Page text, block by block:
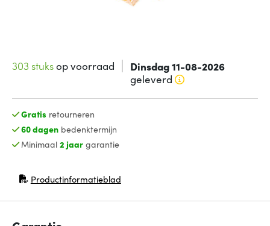
303 stuksop voorraad Dinsdag 11-08-2026
geleverd
Gratis retourneren
60 dagenbedenktermijn
Minimaal 2 jaargarantie
Productinformatieblad
(opent in nieuw venster)